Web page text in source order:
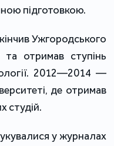
підготовкою.
Ужгородського
та отримав ступінь
2012—2014 —
де отримав
студій.
у журналах